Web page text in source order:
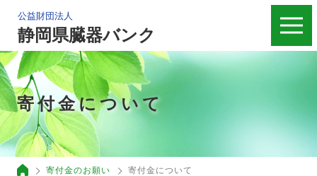
公益財団法人
静岡県臓器バンク
寄付金について
寄付金のお願い 寄付金について